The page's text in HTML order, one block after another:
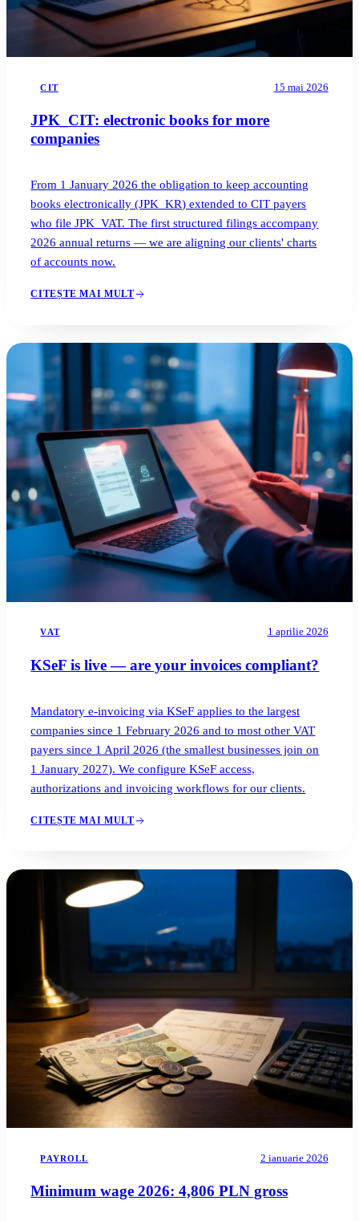
CIT 15 mai 2026
JPK_CIT: electronic books for more
companies
From 1 January 2026 the obligation to keep accounting
books electronically (JPK_KR) extended to CIT payers
who file JPK_VAT. The first structured filings accompany
2026 annual returns — we are aligning our clients' charts
of accounts now.
CITEȘTE MAI MULT
VAT 1 aprilie 2026
KSeF is live — are your invoices compliant?
Mandatory e-invoicing via KSeF applies to the largest
companies since 1 February 2026 and to most other VAT
payers since 1 April 2026 (the smallest businesses join on
1 January 2027). We configure KSeF access,
authorizations and invoicing workflows for our clients.
CITEȘTE MAI MULT
PAYROLL 2 ianuarie 2026
Minimum wage 2026: 4,806 PLN gross